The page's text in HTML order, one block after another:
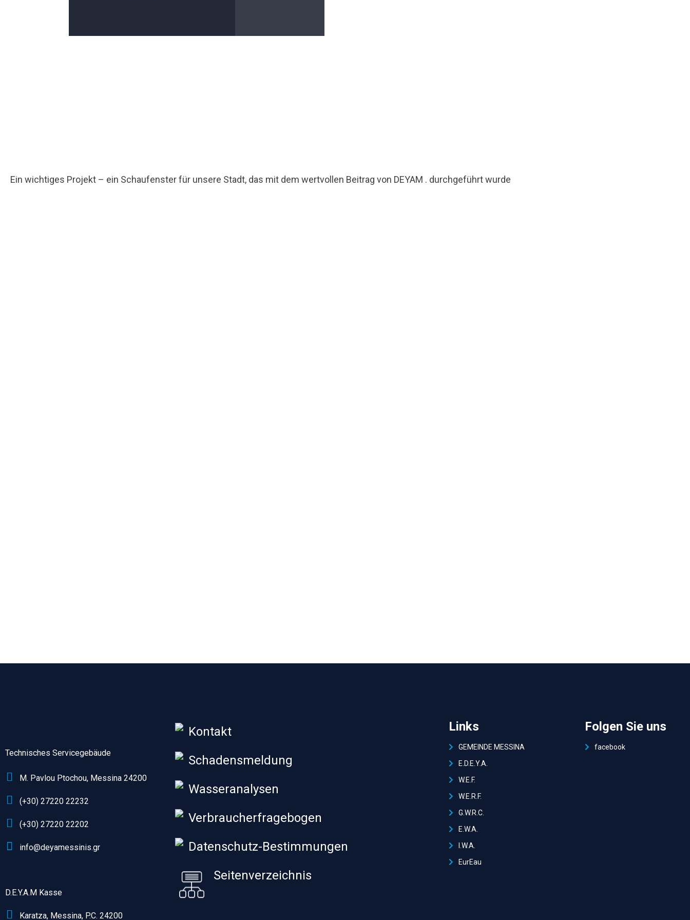
Ein wichtiges Projekt – ein Schaufenster für unsere Stadt, das mit dem wertvollen Beitrag von DEYAM . durchgeführt wurde
Technisches Servicegebäude
M. Pavlou Ptochou, Messina 24200
(+30) 27220 22232
(+30) 27220 22202
info@deyamessinis.gr
D.E.Y.A.M Kasse
Karatza, Messina, P.C. 24200
Kontakt
Schadensmeldung
Wasseranalysen
Verbraucherfragebogen
Datenschutz-Bestimmungen
Seitenverzeichnis
Links
GEMEINDE MESSINA
Ε.D.E.Y.A.
W.E.F.
W.E.R.F.
G.W.R.C.
E.W.A.
I.W.A.
EurEau
Folgen Sie uns
facebook